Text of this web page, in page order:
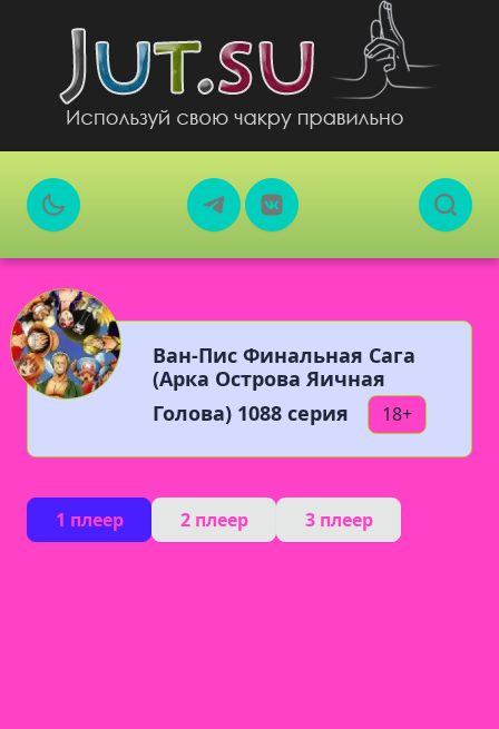
Ван-Пис Финальная Сага
(Арка Острова Яичная
Голова) 1088 серия
18+
1 плеер 2 плеер 3 плеер